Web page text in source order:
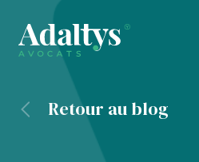
Retour au blog